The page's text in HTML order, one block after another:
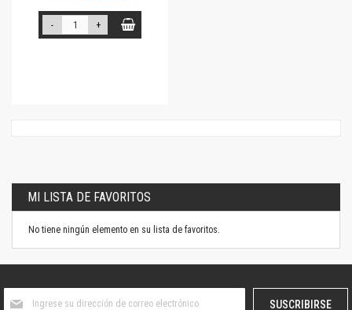
- +
MI LISTA DE FAVORITOS
No tiene ningún elemento en su lista de favoritos.
SUSCRIBIRSE